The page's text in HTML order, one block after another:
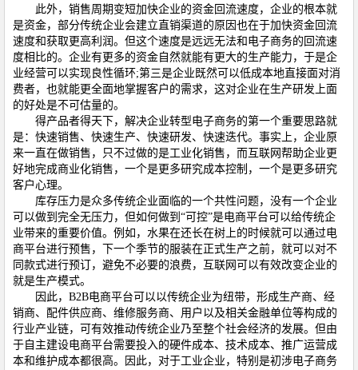
此外，销售周期变短加快企业的资金回流速度，企业的根本就
是资金，部分传统企业会建立直销渠道的原因也在于加快资金回流
速度和获取更高利润。但这个速度是远远无法和电子商务的回流速
度相比的。企业有更多的资金自然就能有更大的生产能力，于是企
业经营可以实现良性循环;第三是企业既然可以低成本地直接面对消
费者，也就能更全面地掌握客户的需求，这对企业在生产研发上面
的好处是不可估量的。
得产品者得天下，解决企业转型电子商务的第一个重要思路就
是：快速销售、快速生产、快速研发、快速迭代。事实上，企业原
来一直在做销售，只不过做的是工业化销售，而互联网帮助企业更
好地完成商业化销售，一个是更多研究成本控制，一个是更多研究
客户心理。
库存压力是众多传统企业面临的一个共性问题，没有一个企业
可以做到完全无压力，但如何做到“可控”是电商平台可以给传统企
业带来的重要价值。例如，水果在还长在树上的时候就可以通过电
商平台进行预售，下一个季节的服装在正式生产之前，就可以对不
同款式进行预订，避免不必要的浪费，互联网可以有效改变企业的
就是生产模式。
因此，B2B电商平台可以以传统企业为纽带，形成生产商、经
销商、配件供应商、维修服务商、用户以及相关金融单位等构成的
行业产业链，可有效推动传统企业乃至整个社会经济的发展。但由
于自主建设电商平台需要投入的硬件成本、技术成本、推广运营成
本和维护成本都很高。因此，对于工业企业，特别是初涉电子商务